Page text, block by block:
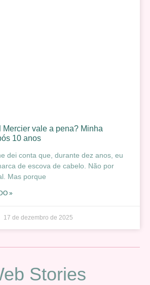
Mercier vale a pena? Minha
10 anos
dei conta que, durante dez anos, eu
de escova de cabelo. Não por
Mas porque
»
17 de dezembro de 2025
Stories